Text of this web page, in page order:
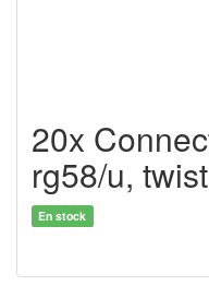
20x
rg58/u,
En stock